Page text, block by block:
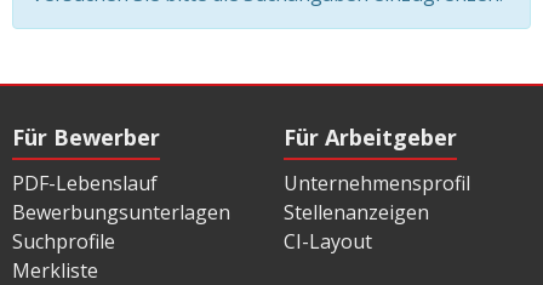
Für Bewerber
PDF-Lebenslauf
Bewerbungsunterlagen
Suchprofile
Merkliste
Für Arbeitgeber
Unternehmensprofil
Stellenanzeigen
CI-Layout